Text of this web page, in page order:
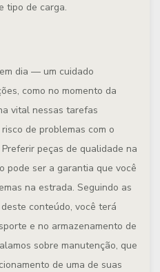
tipo de carga.
dia — um cuidado
como no momento da
vital nessas tarefas
de problemas com o
peças de qualidade na
pode ser a garantia que você
na estrada. Seguindo as
conteúdo, você terá
e no armazenamento de
sobre manutenção, que
de uma de suas